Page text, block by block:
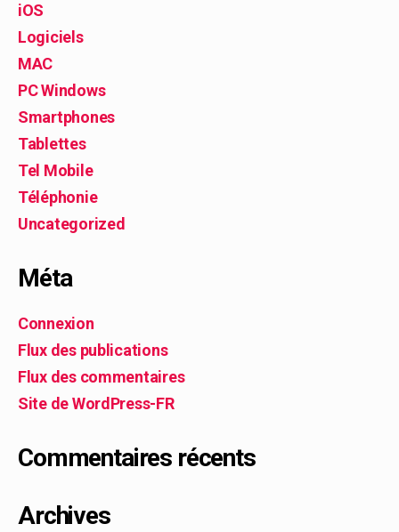
iOS
Logiciels
MAC
PC Windows
Smartphones
Tablettes
Tel Mobile
Téléphonie
Uncategorized
Méta
Connexion
Flux des publications
Flux des commentaires
Site de WordPress-FR
Commentaires récents
Archives